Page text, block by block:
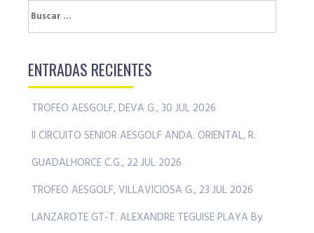
Buscar:
ENTRADAS RECIENTES
TROFEO AESGOLF, DEVA G., 30 JUL 2026
II CIRCUITO SENIOR AESGOLF ANDA. ORIENTAL, R.
GUADALHORCE C.G., 22 JUL 2026
TROFEO AESGOLF, VILLAVICIOSA G., 23 JUL 2026
LANZAROTE GT-T. ALEXANDRE TEGUISE PLAYA By